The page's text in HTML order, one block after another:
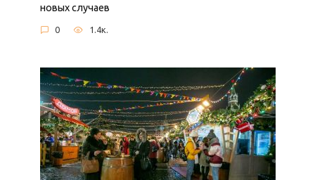
новых случаев
0 1.4к.